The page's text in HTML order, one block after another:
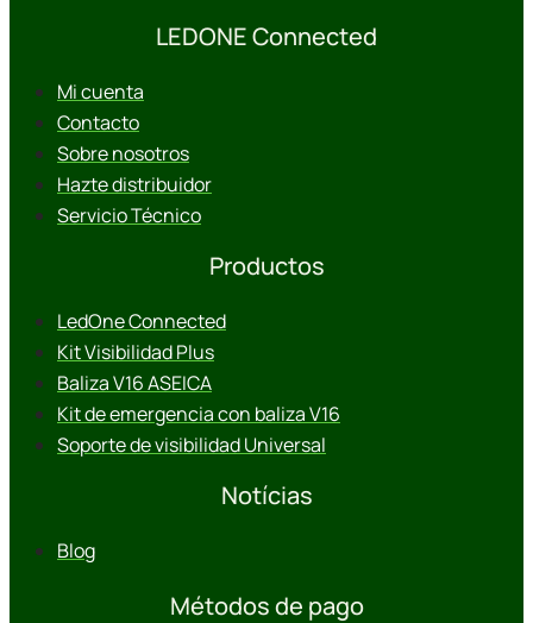
LEDONE Connected
Mi cuenta
Contacto
Sobre nosotros
Hazte distribuidor
Servicio Técnico
Productos
LedOne Connected
Kit Visibilidad Plus
Baliza V16 ASEICA
Kit de emergencia con baliza V16
Soporte de visibilidad Universal
Notícias
Blog
Métodos de pago